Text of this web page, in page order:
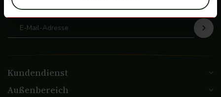
de hoogte
Kundendienst
Außenbereich